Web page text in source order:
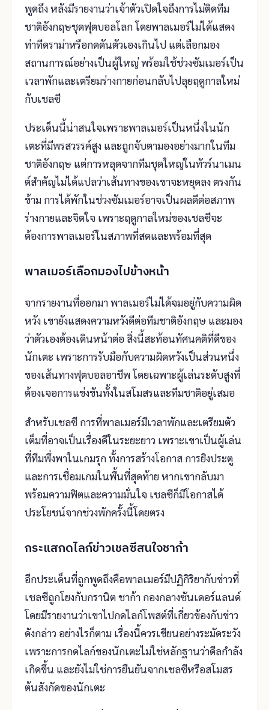
พูดถึง หลังมีรายงานว่าเจ้าตัวเปิดใจถึงการไม่ติดทีม
ชาติอังกฤษชุดฟุตบอลโลก โดยพาลเมอร์ไม่ได้แสดง
ท่าทีดราม่าหรือกดดันตัวเองเกินไป แต่เลือกมอง
สถานการณ์อย่างเป็นผู้ใหญ่ พร้อมใช้ช่วงซัมเมอร์เป็น
เวลาพักและเตรียมร่างกายก่อนกลับไปลุยฤดูกาลใหม่
กับเชลซี
ประเด็นนี้น่าสนใจเพราะพาลเมอร์เป็นหนึ่งในนัก
เตะที่มีพรสวรรค์สูง และถูกจับตามองอย่างมากในทีม
ชาติอังกฤษ แต่การหลุดจากทีมชุดใหญ่ในทัวร์นาเมน
ต์สำคัญไม่ได้แปลว่าเส้นทางของเขาจะหยุดลง ตรงกัน
ข้าม การได้พักในช่วงซัมเมอร์อาจเป็นผลดีต่อสภาพ
ร่างกายและจิตใจ เพราะฤดูกาลใหม่ของเชลซีจะ
ต้องการพาลเมอร์ในสภาพที่สดและพร้อมที่สุด
พาลเมอร์เลือกมองไปข้างหน้า
จากรายงานที่ออกมา พาลเมอร์ไม่ได้จมอยู่กับความผิด
หวัง เขายังแสดงความหวังดีต่อทีมชาติอังกฤษ และมอง
ว่าตัวเองต้องเดินหน้าต่อ สิ่งนี้สะท้อนทัศนคติที่ดีของ
นักเตะ เพราะการรับมือกับความผิดหวังเป็นส่วนหนึ่ง
ของเส้นทางฟุตบอลอาชีพ โดยเฉพาะผู้เล่นระดับสูงที่
ต้องเจอการแข่งขันทั้งในสโมสรและทีมชาติอยู่เสมอ
สำหรับเชลซี การที่พาลเมอร์มีเวลาพักและเตรียมตัว
เต็มที่อาจเป็นเรื่องดีในระยะยาว เพราะเขาเป็นผู้เล่น
ที่ทีมพึ่งพาในเกมรุก ทั้งการสร้างโอกาส การยิงประตู
และการเชื่อมเกมในพื้นที่สุดท้าย หากเขากลับมา
พร้อมความฟิตและความมั่นใจ เชลซีก็มีโอกาสได้
ประโยชน์จากช่วงพักครั้งนี้โดยตรง
กระแสกดไลก์ข่าวเชลซีสนใจชาก้า
อีกประเด็นที่ถูกพูดถึงคือพาลเมอร์มีปฏิกิริยากับข่าวที่
เชลซีถูกโยงกับกรานิต ชาก้า กองกลางซันเดอร์แลนด์
โดยมีรายงานว่าเขาไปกดไลก์โพสต์ที่เกี่ยวข้องกับข่าว
ดังกล่าว อย่างไรก็ตาม เรื่องนี้ควรเขียนอย่างระมัดระวัง
เพราะการกดไลก์ของนักเตะไม่ใช่หลักฐานว่าดีลกำลัง
เกิดขึ้น และยังไม่ใช่การยืนยันจากเชลซีหรือสโมสร
ต้นสังกัดของนักเตะ